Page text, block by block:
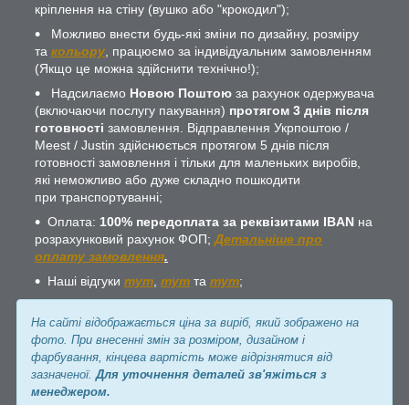
кріплення на стіну (вушко або "крокодил");
Можливо внести будь-які зміни по дизайну, розміру
та кольору , працюємо за індивідуальним замовленням
(Якщо це можна здійснити технічно!);
Надсилаємо Новою Поштою за рахунок одержувача
(включаючи послугу пакування) протягом 3 днів після
готовності замовлення. Відправлення Укрпоштою /
Meest / Justin здійснюється протягом 5 днів після
готовності замовлення і тільки для маленьких виробів,
які неможливо або дуже складно пошкодити
при транспортуванні;
Оплата: 100% передоплата за реквізитами IBAN на
розрахунковий рахунок ФОП; Детальніше про
оплату замовлення.
Наші відгуки тут тут та тут;
На сайті відображається ціна за виріб, який зображено на
фото. При внесенні змін за розміром, дизайном і
фарбування, кінцева вартість може відрізнятися від
зазначеної. Для уточнення деталей зв'яжіться з
менеджером.